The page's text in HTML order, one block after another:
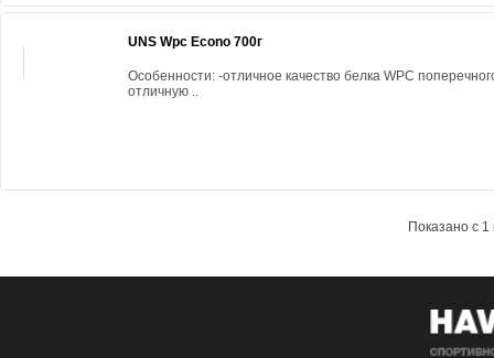
UNS Wpc Econo 700г
Особенности: -отличное качество белка WPC
отличную ..
Показано с 1